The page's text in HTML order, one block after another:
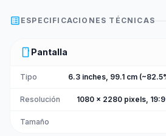
list_alt ESPECIFICACIONES TÉCNICAS
smartphone Pantalla
Tipo 6.3 inches, 99.1 cm
Resolución 1080 x 2280 pixels,
Tamaño